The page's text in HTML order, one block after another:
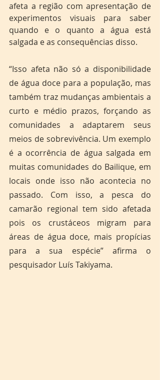
afeta a região com apresentação de
experimentos visuais para saber
quando e o quanto a água está
salgada e as consequências disso.
“Isso afeta não só a disponibilidade
de água doce para a população, mas
também traz mudanças ambientais a
curto e médio prazos, forçando as
comunidades a adaptarem seus
meios de sobrevivência. Um exemplo
é a ocorrência de água salgada em
muitas comunidades do Bailique, em
locais onde isso não acontecia no
passado. Com isso, a pesca do
camarão regional tem sido afetada
pois os crustáceos migram para
áreas de água doce, mais propícias
para a sua espécie” afirma o
pesquisador Luís Takiyama.